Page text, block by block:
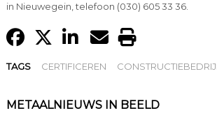
in Nieuwegein, telefoon (030) 605 33 36.
TAGS CERTIFICEREN
METAALNIEUWS IN BEELD